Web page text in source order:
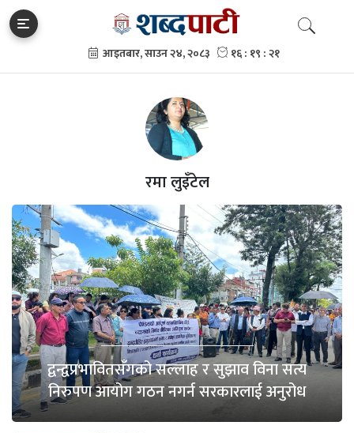
रमा लुइँटेल
द्वन्द्वप्रभावितसँगको सल्लाह र सुझाव विना सत्य
निरुपण आयोग गठन नगर्न सरकारलाई अनुरोध